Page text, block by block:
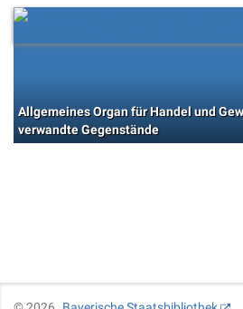
Allgemeines Organ für Handel und
verwandte Gegenstände